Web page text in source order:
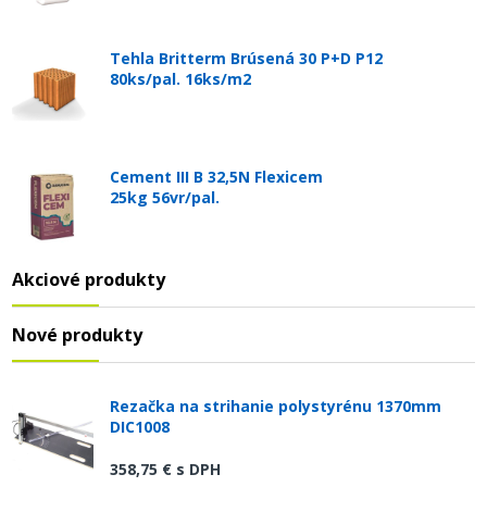
Tehla Britterm Brúsená 30 P+D P12
80ks/pal. 16ks/m2
Cement III B 32,5N Flexicem
25kg 56vr/pal.
Akciové produkty
Nové produkty
Rezačka na strihanie polystyrénu 1370mm
DIC1008
358,75 € s DPH